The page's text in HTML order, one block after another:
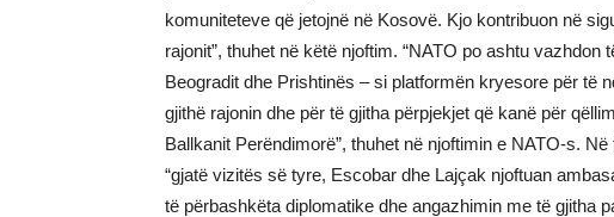
komuniteteve që jetojnë në Kosovë. Kjo kontribuon në
rajonit”, thuhet në këtë njoftim. “NATO po ashtu
Beogradit dhe Prishtinës – si platformën kryesore për të
gjithë rajonin dhe për të gjitha përpjekjet që kanë për
Ballkanit Perëndimorë”, thuhet në njoftimin e NATO-s.
“gjatë vizitës së tyre, Escobar dhe Lajçak njoftuan
të përbashkëta diplomatike dhe angazhimin me të gjitha